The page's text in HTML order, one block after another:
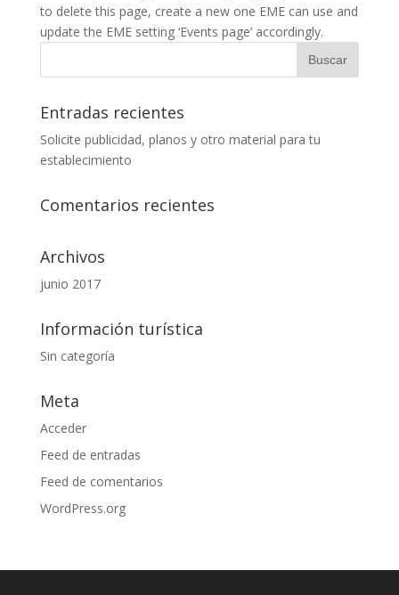
to delete this page, create a new one EME can use and
update the EME setting ‘Events page’ accordingly.
Entradas recientes
Solicite publicidad, planos y otro material para tu
establecimiento
Comentarios recientes
Archivos
junio 2017
Información turística
Sin categoría
Meta
Acceder
Feed de entradas
Feed de comentarios
WordPress.org